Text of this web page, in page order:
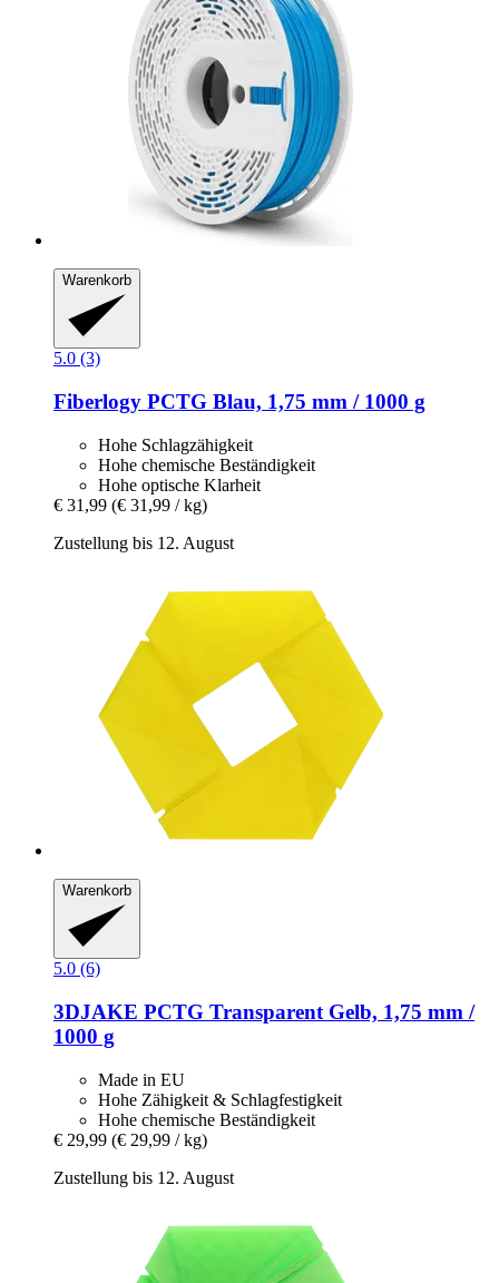
Warenkorb
5.0 (3)
Fiberlogy PCTG Blau, 1,75 mm / 1000 g
Hohe Schlagzähigkeit
Hohe chemische Beständigkeit
Hohe optische Klarheit
€ 31,99 (€ 31,99 / kg)
Zustellung bis 12. August
Warenkorb
5.0 (6)
3DJAKE PCTG Transparent Gelb, 1,75 mm /
1000 g
Made in EU
Hohe Zähigkeit & Schlagfestigkeit
Hohe chemische Beständigkeit
€ 29,99 (€ 29,99 / kg)
Zustellung bis 12. August